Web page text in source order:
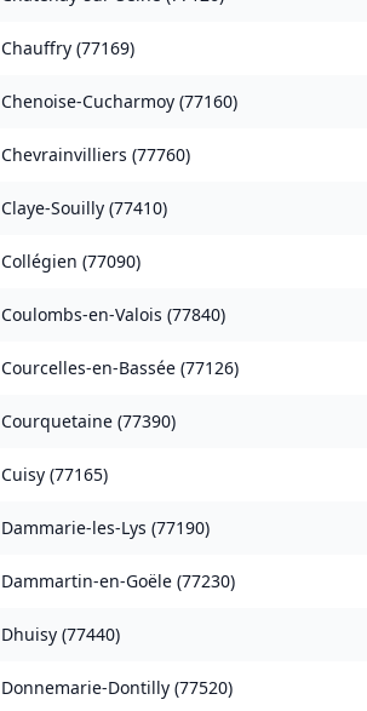
Chauffry (77169)
Chenoise-Cucharmoy (77160)
Chevrainvilliers (77760)
Claye-Souilly (77410)
Collégien (77090)
Coulombs-en-Valois (77840)
Courcelles-en-Bassée (77126)
Courquetaine (77390)
Cuisy (77165)
Dammarie-les-Lys (77190)
Dammartin-en-Goële (77230)
Dhuisy (77440)
Donnemarie-Dontilly (77520)